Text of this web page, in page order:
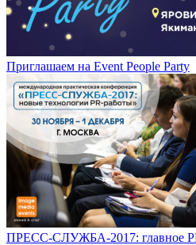
Приглашаем на Event People Party
ПРЕСС-СЛУЖБА-2017: главное